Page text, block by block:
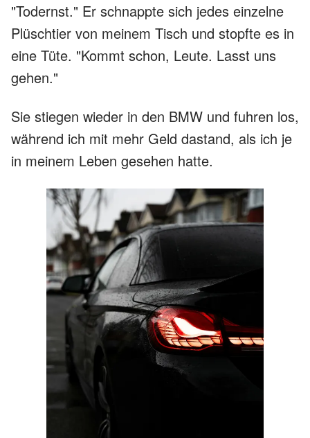
"Todernst." Er schnappte sich jedes einzelne
Plüschtier von meinem Tisch und stopfte es in
eine Tüte. "Kommt schon, Leute. Lasst uns
gehen."
Sie stiegen wieder in den BMW und fuhren los,
während ich mit mehr Geld dastand, als ich je
in meinem Leben gesehen hatte.